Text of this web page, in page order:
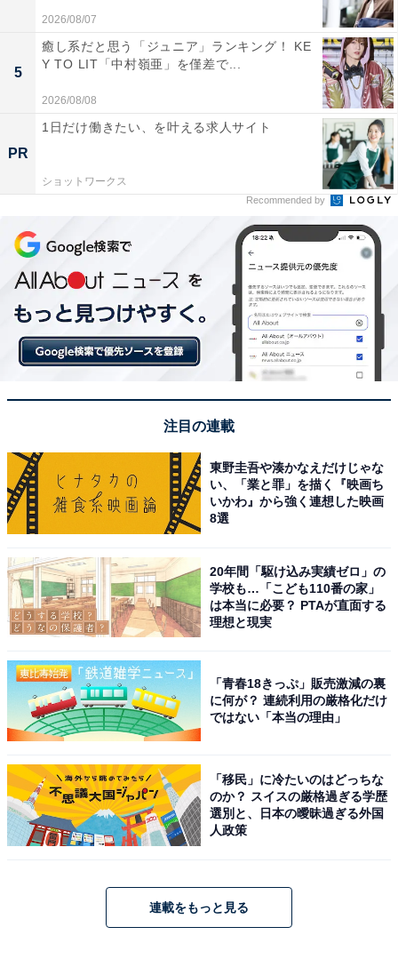
※回答者のコメントは原文ママです
All About ニュースの編集者。オールアバウトに入社後、
SNSトレンドにフォーカスした記事執筆やSEOライティ
ングの経験を経て、のちにAll About ニュースチームのメ
ンバーに参入。現在は旅行・カルチャー・エンタメなど
を中心に企画編集を担当。東京都出身。居酒屋巡りとス
ポーツ観戦が生きがい。
次ページ
5位までの全ランキング結果を見
る
こちらもおすすめ
【40代が選ぶ】クリアが一番難しかったと思う
「ポケモンシリーズ」ランキング！ 2位『金・
銀』を抑えた1位は？【2025年調査】
1
2026/08/07
5
癒し系だと思う「ジュニア」ランキング！ KE
Y TO LIT「中村嶺亜」を僅差で...
2026/08/08
PR
1日だけ働きたい、を叶える求人サイト
ショットワークス
Recommended by
注目の連載
東野圭吾や湊かなえだけじゃな
い、「業と罪」を描く『映画ち
いかわ』から強く連想した映画
8選
20年間「駆け込み実績ゼロ」の
学校も…「こども110番の家」
は本当に必要？ PTAが直面する
理想と現実
「青春18きっぷ」販売激減の裏
に何が？ 連続利用の厳格化だけ
ではない「本当の理由」
「移民」に冷たいのはどっちな
のか？ スイスの厳格過ぎる学歴
選別と、日本の曖昧過ぎる外国
人政策
連載をもっと見る